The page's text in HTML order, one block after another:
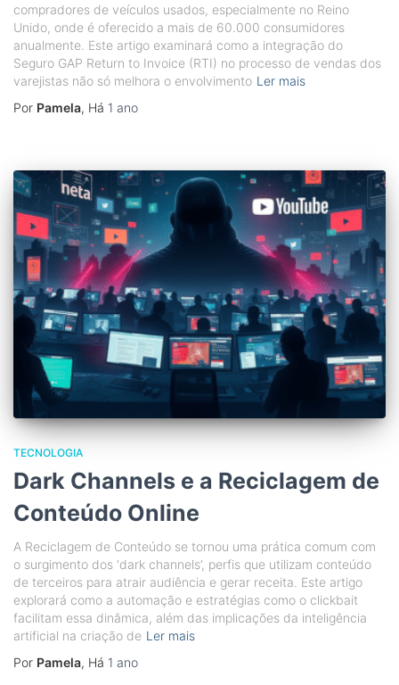
compradores de veículos usados, especialmente no Reino
Unido, onde é oferecido a mais de 60.000 consumidores
anualmente. Este artigo examinará como a integração do
Seguro GAP Return to Invoice (RTI) no processo de vendas dos
varejistas não só melhora o envolvimento Ler mais
Por Pamela, Há 1 ano
TECNOLOGIA
Dark Channels e a Reciclagem de
Conteúdo Online
A Reciclagem de Conteúdo se tornou uma prática comum com
o surgimento dos ‘dark channels’, perfis que utilizam conteúdo
de terceiros para atrair audiência e gerar receita. Este artigo
explorará como a automação e estratégias como o clickbait
facilitam essa dinâmica, além das implicações da inteligência
artificial na criação de Ler mais
Por Pamela, Há 1 ano